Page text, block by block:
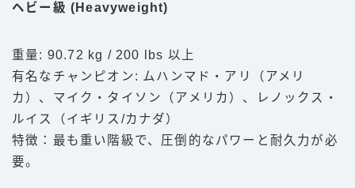
ヘビー級 (Heavyweight)
重量: 90.72 kg / 200 lbs 以上
有名なチャンピオン: ムハンマド・アリ（アメリ
カ）、マイク・タイソン（アメリカ）、レノックス・
ルイス（イギリス/カナダ）
特徴：最も重い階級で、圧倒的なパワーと耐久力が必
要。